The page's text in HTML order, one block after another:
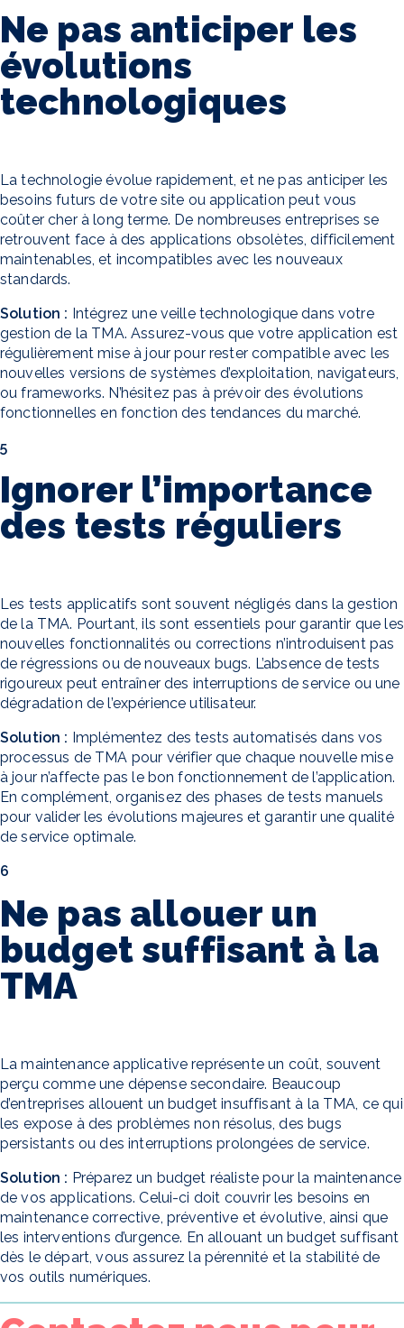
Ne pas anticiper les
évolutions
technologiques
La technologie évolue rapidement, et ne pas anticiper les
besoins futurs de votre site ou application peut vous
coûter cher à long terme. De nombreuses entreprises se
retrouvent face à des applications obsolètes, difficilement
maintenables, et incompatibles avec les nouveaux
standards.
Solution : Intégrez une veille technologique dans votre
gestion de la TMA. Assurez-vous que votre application est
régulièrement mise à jour pour rester compatible avec les
nouvelles versions de systèmes d’exploitation, navigateurs,
ou frameworks. N’hésitez pas à prévoir des évolutions
fonctionnelles en fonction des tendances du marché.
5
Ignorer l’importance
des tests réguliers
Les tests applicatifs sont souvent négligés dans la gestion
de la TMA. Pourtant, ils sont essentiels pour garantir que les
nouvelles fonctionnalités ou corrections n’introduisent pas
de régressions ou de nouveaux bugs. L’absence de tests
rigoureux peut entraîner des interruptions de service ou une
dégradation de l’expérience utilisateur.
Solution : Implémentez des tests automatisés dans vos
processus de TMA pour vérifier que chaque nouvelle mise
à jour n’affecte pas le bon fonctionnement de l’application.
En complément, organisez des phases de tests manuels
pour valider les évolutions majeures et garantir une qualité
de service optimale.
6
Ne pas allouer un
budget suffisant à la
TMA
La maintenance applicative représente un coût, souvent
perçu comme une dépense secondaire. Beaucoup
d’entreprises allouent un budget insuffisant à la TMA, ce qui
les expose à des problèmes non résolus, des bugs
persistants ou des interruptions prolongées de service.
Solution : Préparez un budget réaliste pour la maintenance
de vos applications. Celui-ci doit couvrir les besoins en
maintenance corrective, préventive et évolutive, ainsi que
les interventions d’urgence. En allouant un budget suffisant
dès le départ, vous assurez la pérennité et la stabilité de
vos outils numériques.